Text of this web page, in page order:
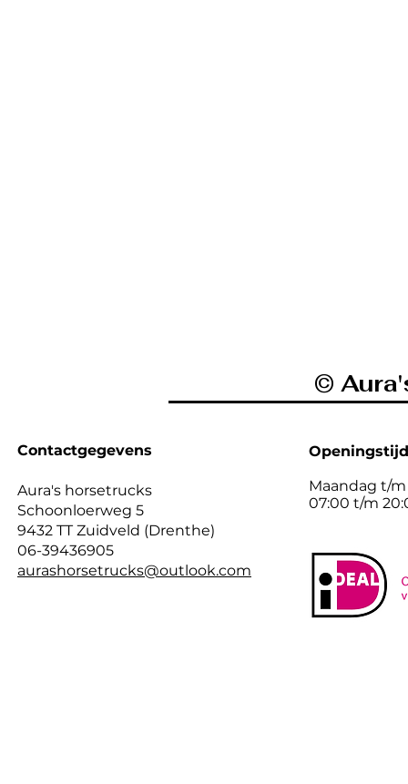
©
Contactgegevens
Aura's horsetrucks
Schoonloerweg 5
9432 TT Zuidveld (Drenthe)
06-39436905
aurashorsetrucks@outlook.com
Maandag t/
07:00 t/m